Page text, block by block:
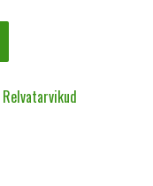
Relvatarvikud